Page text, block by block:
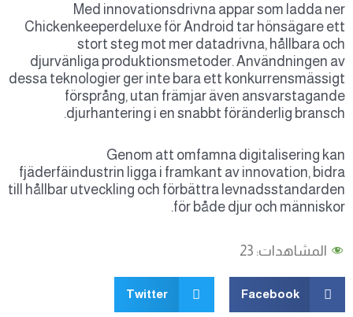
Med innovationsdrivna appar som
Chickenkeeperdeluxe för Android tar
stort steg mot mer datadrivna,
djurvänliga produktionsmetoder.
dessa teknologier ger inte bara ett
försprång, utan främjar även
djurhantering i en snabbt
Genom att omfamna
fjäderfäindustrin ligga i framkant av
till hållbar utveckling och förbättra
för både djur och
23
Twitter